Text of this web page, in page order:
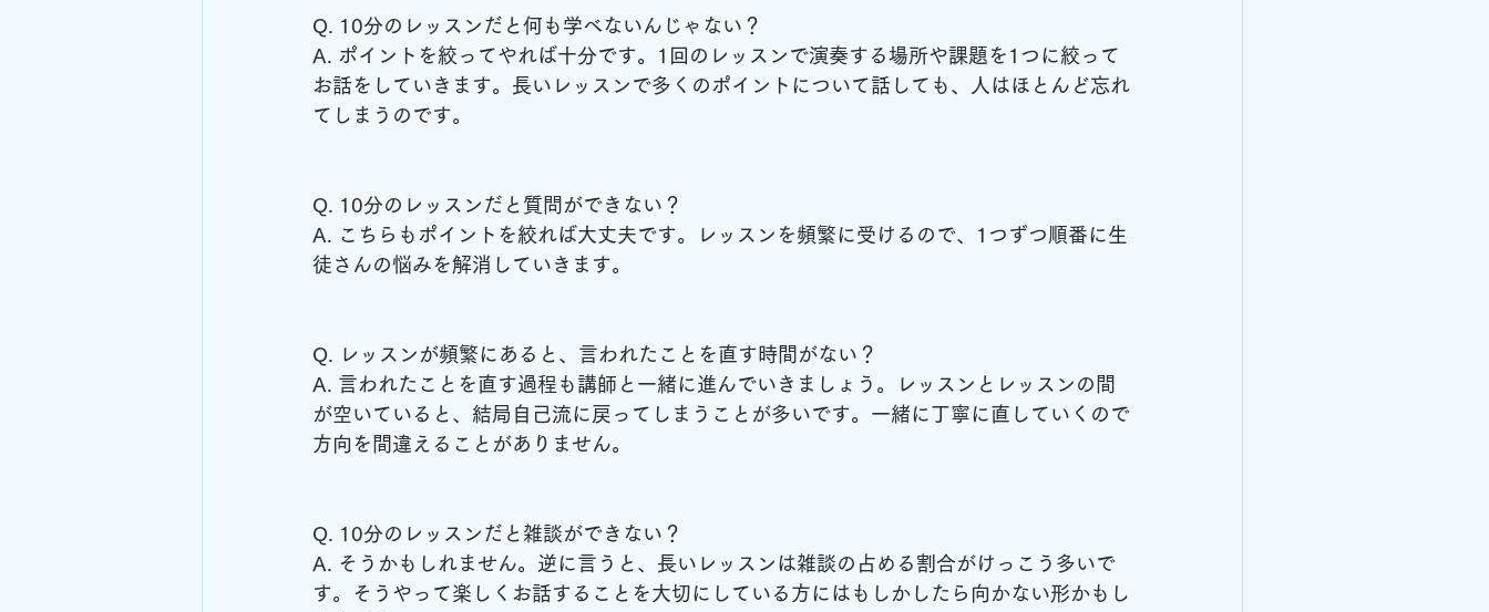
Q. 10分のレッスンだと何も学べないんじゃない？
A. ポイントを絞ってやれば十分です。1回のレッスンで演奏する場所や課題を1つに絞って
お話をしていきます。長いレッスンで多くのポイントについて話しても、人はほとんど忘れ
てしまうのです。
Q. 10分のレッスンだと質問ができない？
A. こちらもポイントを絞れば大丈夫です。レッスンを頻繁に受けるので、1つずつ順番に生
徒さんの悩みを解消していきます。
Q. レッスンが頻繁にあると、言われたことを直す時間がない？
A. 言われたことを直す過程も講師と一緒に進んでいきましょう。レッスンとレッスンの間
が空いていると、結局自己流に戻ってしまうことが多いです。一緒に丁寧に直していくので
方向を間違えることがありません。
Q. 10分のレッスンだと雑談ができない？
A. そうかもしれません。逆に言うと、長いレッスンは雑談の占める割合がけっこう多いで
す。そうやって楽しくお話することを大切にしている方にはもしかしたら向かない形かもし